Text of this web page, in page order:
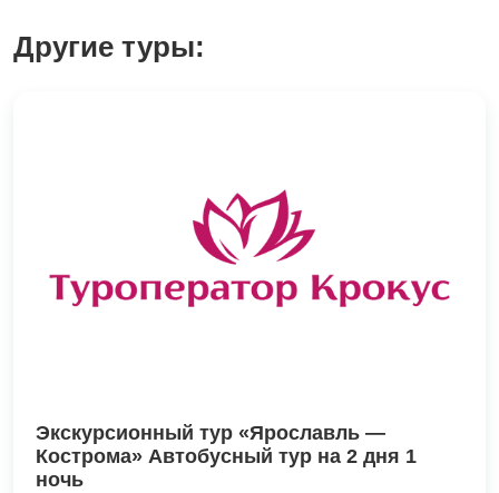
Другие туры:
Экскурсионный тур «Ярославль —
Кострома» Автобусный тур на 2 дня 1
ночь